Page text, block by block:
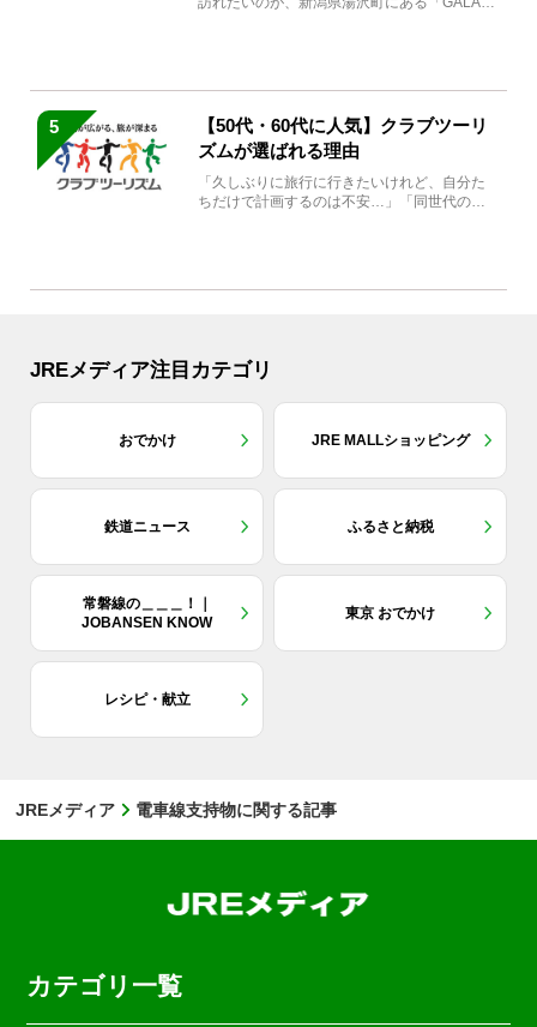
5
【50代・60代に人気】クラブツーリ
ズムが選ばれる理由
「久しぶりに旅行に行きたいけれど、自分た
ちだけで計画するのは不安…」「同世代の方
JREメディア注目カテゴリ
おでかけ JRE MALLショッピング
鉄道ニュース ふるさと納税
常磐線の＿＿＿！｜
JOBANSEN KNOW
東京 おでかけ
レシピ・献立
JREメディア 電車線支持物に関する記事
カテゴリ一覧